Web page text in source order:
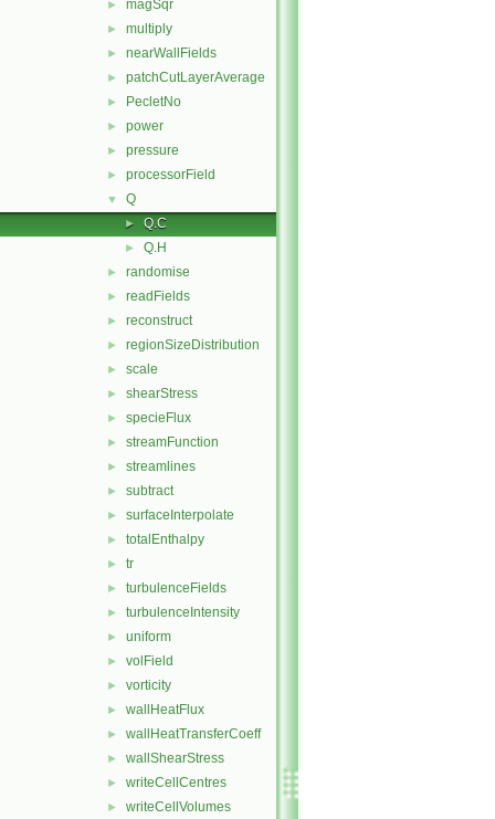
► magSqr
► multiply
► nearWallFields
► patchCutLayerAverage
► PecletNo
► power
► pressure
► processorField
▼ Q
► Q.C
► Q.H
► randomise
► readFields
► reconstruct
► regionSizeDistribution
► scale
► shearStress
► specieFlux
► streamFunction
► streamlines
► subtract
► surfaceInterpolate
► totalEnthalpy
► tr
► turbulenceFields
► turbulenceIntensity
► uniform
► volField
► vorticity
► wallHeatFlux
► wallHeatTransferCoeff
► wallShearStress
► writeCellCentres
► writeCellVolumes